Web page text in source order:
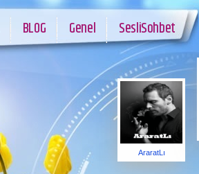
BLOG Genel SesliSohbet
AraratLı